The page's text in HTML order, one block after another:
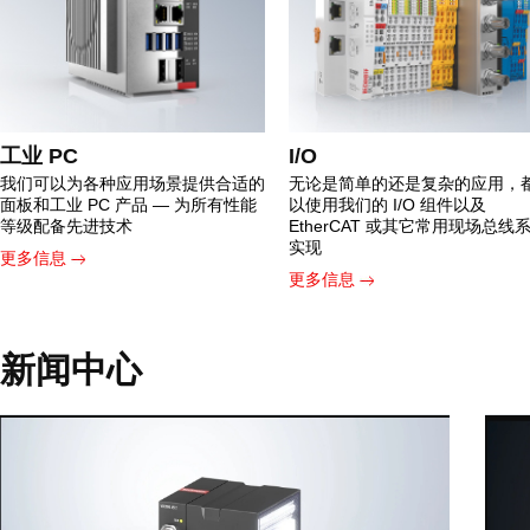
工业 PC
我们可以为各种应用场景提供合适的
面板和工业 PC 产品 — 为所有性能
等级配备先进技术
更多信息
I/O
无论是简单的还是复杂的应用，
以使用我们的 I/O 组件以及
EtherCAT 或其它常用现场总线
实现
更多信息
新闻中心